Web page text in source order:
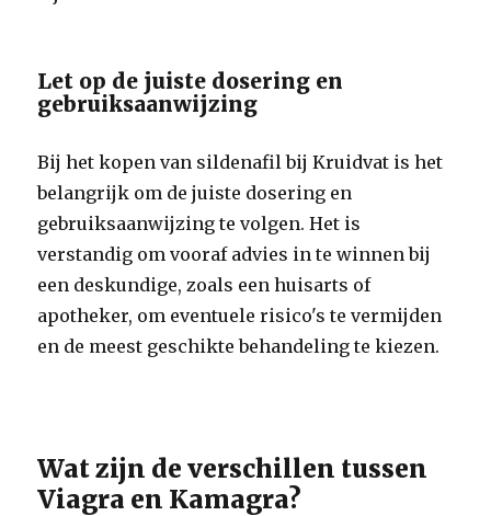
Let op de juiste dosering en
gebruiksaanwijzing
Bij het kopen van sildenafil bij Kruidvat is het
belangrijk om de juiste dosering en
gebruiksaanwijzing te volgen. Het is
verstandig om vooraf advies in te winnen bij
een deskundige, zoals een huisarts of
apotheker, om eventuele risico's te vermijden
en de meest geschikte behandeling te kiezen.
Wat zijn de verschillen tussen
Viagra en Kamagra?